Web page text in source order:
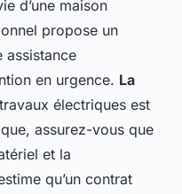
d’une maison
propose un
assistance
en urgence. La
électriques est
assurez-vous que
et la
qu’un contrat